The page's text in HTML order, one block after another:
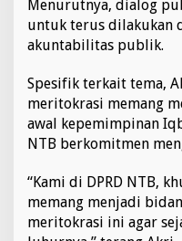
Menurutnya, dialog
untuk terus dilakukan
akuntabilitas publik.
Spesifik terkait tema,
meritokrasi memang
awal kepemimpinan
NTB berkomitmen
“Kami di DPRD NTB,
memang menjadi
meritokrasi ini agar